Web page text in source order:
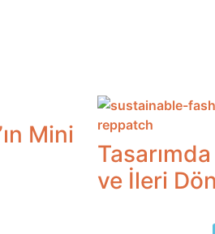
Mini
Tasarımda
ve İleri